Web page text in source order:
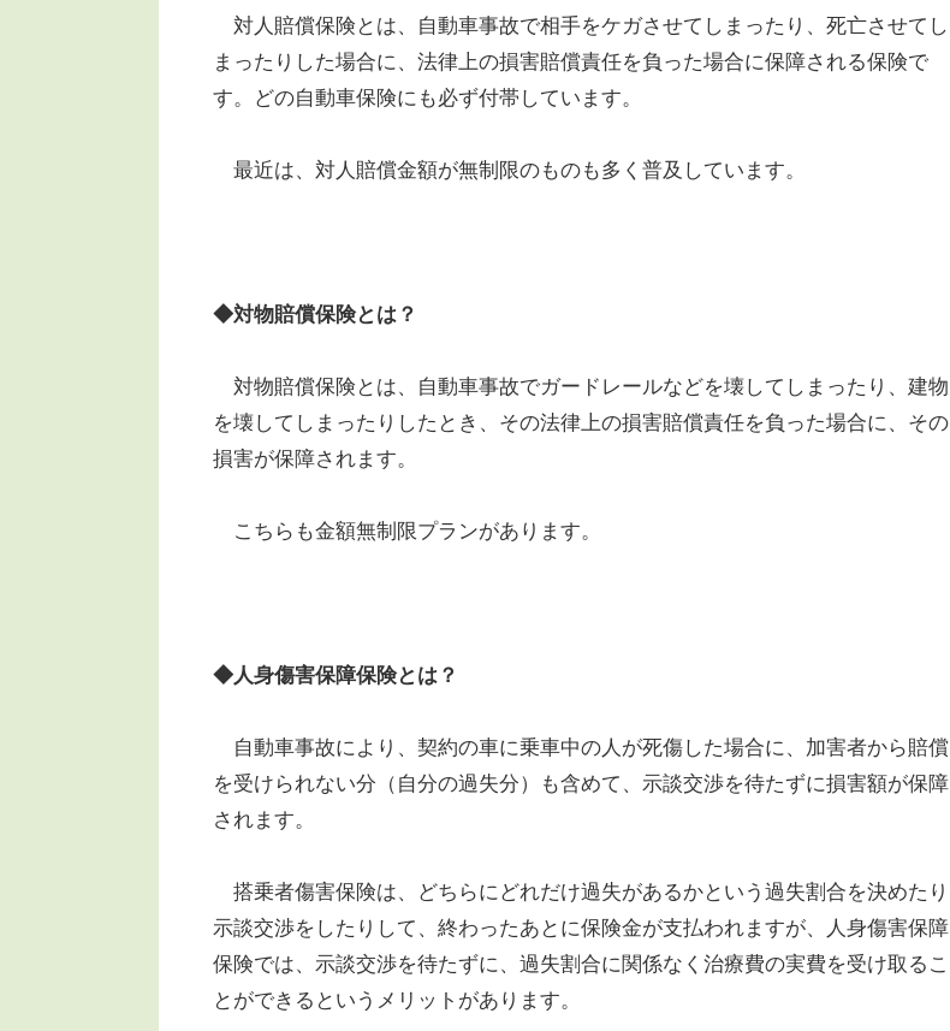
対人賠償保険とは、自動車事故で相手をケガさせてしまったり、死亡させてし
まったりした場合に、法律上の損害賠償責任を負った場合に保障される保険で
す。どの自動車保険にも必ず付帯しています。
最近は、対人賠償金額が無制限のものも多く普及しています。
◆対物賠償保険とは？
対物賠償保険とは、自動車事故でガードレールなどを壊してしまったり、建物
を壊してしまったりしたとき、その法律上の損害賠償責任を負った場合に、その
損害が保障されます。
こちらも金額無制限プランがあります。
◆人身傷害保障保険とは？
自動車事故により、契約の車に乗車中の人が死傷した場合に、加害者から賠償
を受けられない分（自分の過失分）も含めて、示談交渉を待たずに損害額が保障
されます。
搭乗者傷害保険は、どちらにどれだけ過失があるかという過失割合を決めたり
示談交渉をしたりして、終わったあとに保険金が支払われますが、人身傷害保障
保険では、示談交渉を待たずに、過失割合に関係なく治療費の実費を受け取るこ
とができるというメリットがあります。